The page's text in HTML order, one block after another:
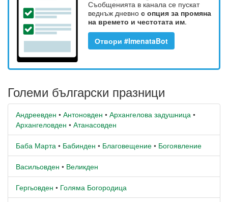
Съобщенията в канала се пускат
веднъж дневно с опция за промяна
на времето и честотата им.
Отвори #ImenataBot
Големи български празници
Андреевден • Антоновден • Архангелова задушница •
Архангеловден • Атанасовден
Баба Марта • Бабинден • Благовещение • Богоявление
Васильовден • Великден
Гергьовден • Голяма Богородица